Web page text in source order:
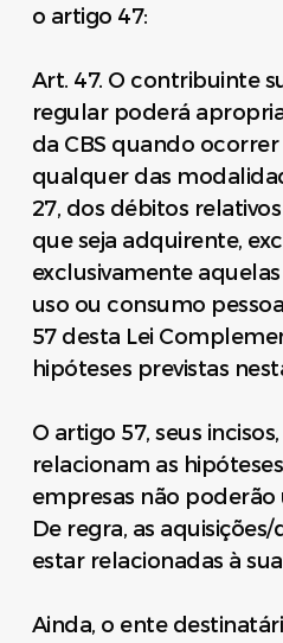
o artigo 47:
Art. 47. O contribuinte
regular poderá
da CBS quando
qualquer das
27, dos débitos
que seja adquirente,
exclusivamente
uso ou consumo
57 desta Lei
hipóteses previstas
O artigo 57, seus
relacionam as
empresas não poderão
De regra, as
estar relacionadas à
Ainda, o ente